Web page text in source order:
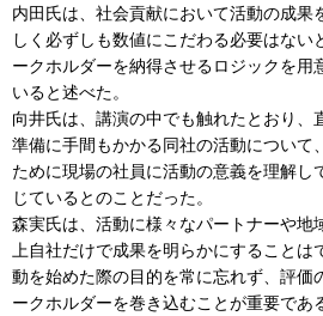
内田氏は、社会貢献において活動の成果
しく必ずしも数値にこだわる必要はない
ークホルダーを納得させるロジックを用
いると述べた。
向井氏は、講演の中でも触れたとおり、
準備に手間もかかる同社の活動について
ために現場の社員に活動の意義を理解し
じているとのことだった。
森実氏は、活動に様々なパートナーや地
上自社だけで成果を明らかにすること
動を始めた際の目的を常に忘れず、評価
ークホルダーを巻き込むことが重要であ